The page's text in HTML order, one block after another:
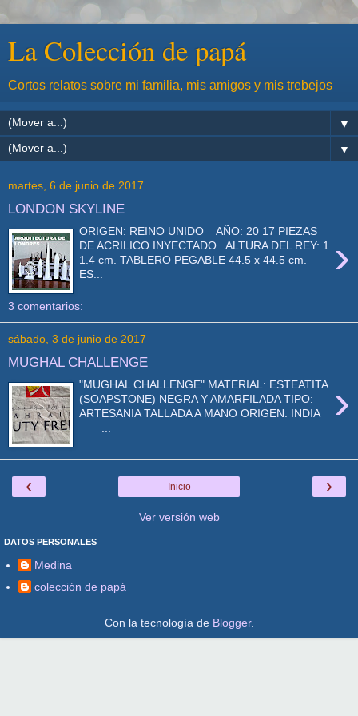
La Colección de papá
Cortos relatos sobre mi familia, mis amigos y mis trebejos
▼
▼
martes, 6 de junio de 2017
LONDON SKYLINE
›
ORIGEN: REINO UNIDO AÑO: 20 17 PIEZAS
DE ACRILICO INYECTADO ALTURA DEL REY: 1
1.4 cm. TABLERO PEGABLE 44.5 x 44.5 cm.
ES...
3 comentarios:
sábado, 3 de junio de 2017
MUGHAL CHALLENGE
›
"MUGHAL CHALLENGE" MATERIAL: ESTEATITA
(SOAPSTONE) NEGRA Y AMARFILADA TIPO:
ARTESANIA TALLADA A MANO ORIGEN: INDIA
...
‹ ›
Inicio
Ver versión web
DATOS PERSONALES
Medina
colección de papá
Con la tecnología de Blogger.